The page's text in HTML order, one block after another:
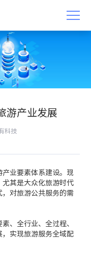
游产业发展
科技
业要素体系建设。现
其是大众化旅游时代
对旅游公共服务的需
、全行业、全过程、
实现旅游服务全域配